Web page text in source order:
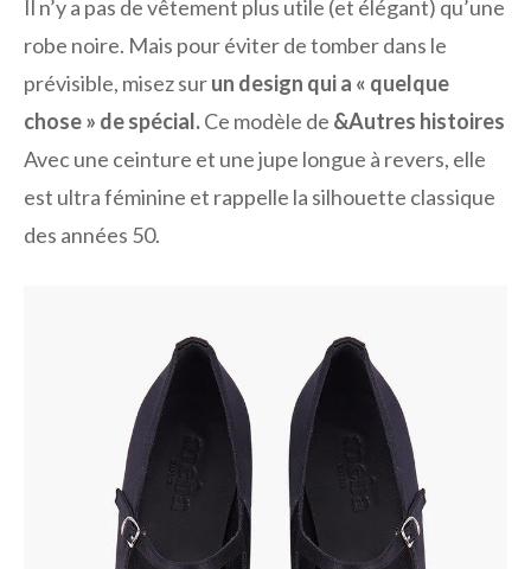
Il n’y a pas de vêtement plus utile (et élégant) qu’une
robe noire. Mais pour éviter de tomber dans le
prévisible, misez surun design qui a « quelque
chose » de spécial.Ce modèle de &Autres histoires
Avec une ceinture et une jupe longue à revers, elle
est ultra féminine et rappelle la silhouette classique
des années 50.